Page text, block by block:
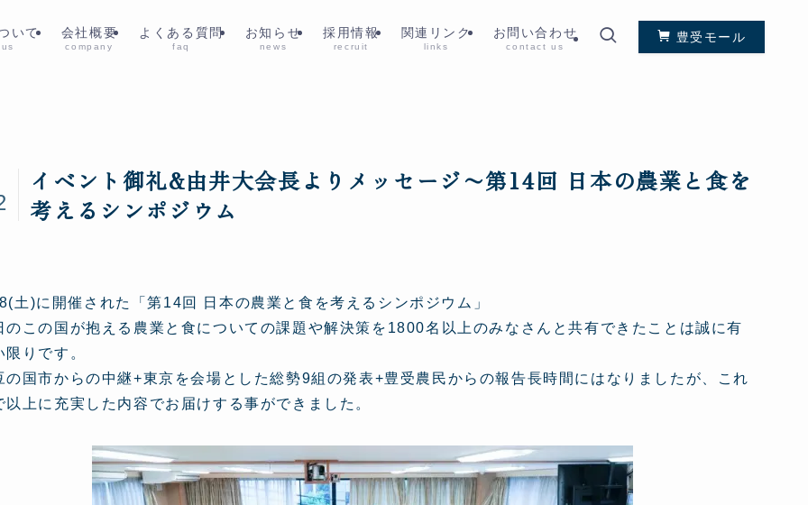
いて 会社概要
company
よくある質問
faq
お知らせ
news
採用情報
recruit
関連リンク
links
お問い合わせ
contact us
豊受モール
イベント御礼&由井大会長よりメッセージ〜第14回 日本の農業と食を
考えるシンポジウム
土)に開催された「第14回 日本の農業と食を考えるシンポジウム」
のこの国が抱える農業と食についての課題や解決策を1800名以上のみなさんと共有できたことは誠に有
限りです。
の国市からの中継+東京を会場とした総勢9組の発表+豊受農民からの報告長時間にはなりましたが、これ
以上に充実した内容でお届けする事ができました。